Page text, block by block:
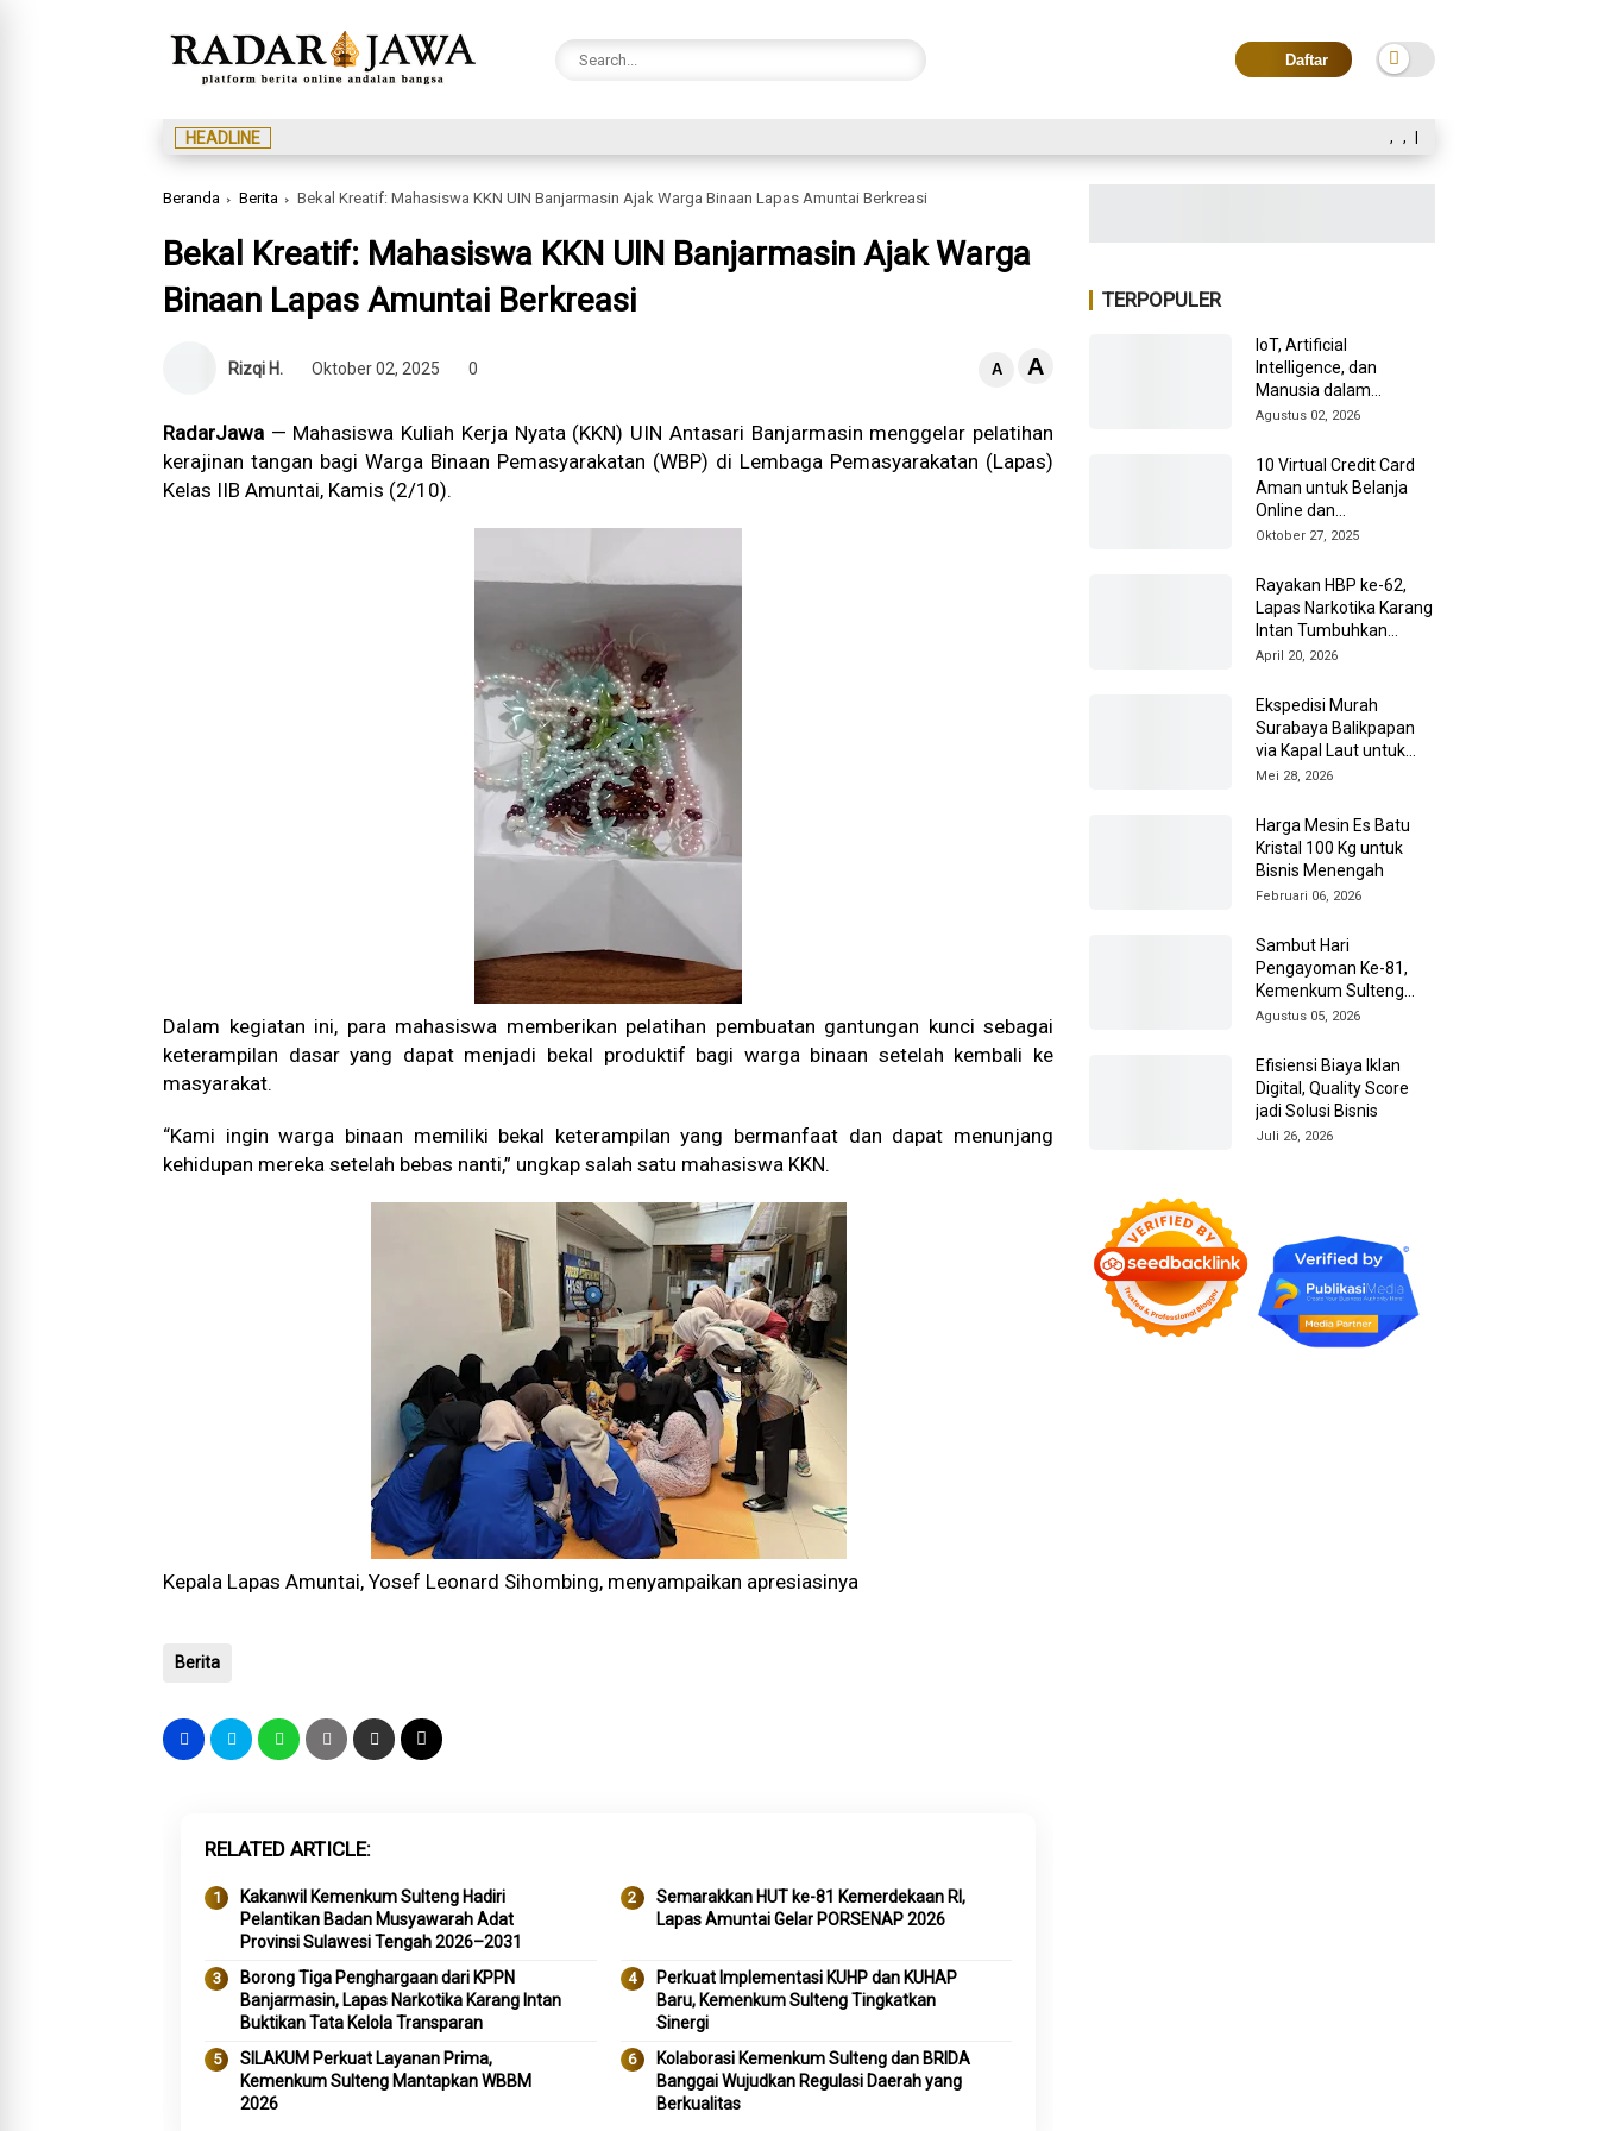
Daftar
, , |
HEADLINE
Beranda Berita Bekal Kreatif: Mahasiswa KKN UIN Banjarmasin Ajak Warga Binaan Lapas Amuntai Berkreasi
Bekal Kreatif: Mahasiswa KKN UIN Banjarmasin Ajak Warga
Binaan Lapas Amuntai Berkreasi
Rizqi H. Oktober 02, 2025 0 A A
RadarJawa — Mahasiswa Kuliah Kerja Nyata (KKN) UIN Antasari Banjarmasin menggelar pelatihan
kerajinan tangan bagi Warga Binaan Pemasyarakatan (WBP) di Lembaga Pemasyarakatan (Lapas)
Kelas IIB Amuntai, Kamis (2/10).
Dalam kegiatan ini, para mahasiswa memberikan pelatihan pembuatan gantungan kunci sebagai
keterampilan dasar yang dapat menjadi bekal produktif bagi warga binaan setelah kembali ke
masyarakat.
“Kami ingin warga binaan memiliki bekal keterampilan yang bermanfaat dan dapat menunjang
kehidupan mereka setelah bebas nanti,” ungkap salah satu mahasiswa KKN.
Kepala Lapas Amuntai, Yosef Leonard Sihombing, menyampaikan apresiasinya
Berita
RELATED ARTICLE
Kakanwil Kemenkum Sulteng Hadiri
Pelantikan Badan Musyawarah Adat
Provinsi Sulawesi Tengah 2026–2031
Semarakkan HUT ke-81 Kemerdekaan RI,
Lapas Amuntai Gelar PORSENAP 2026
Borong Tiga Penghargaan dari KPPN
Banjarmasin, Lapas Narkotika Karang Intan
Buktikan Tata Kelola Transparan
Perkuat Implementasi KUHP dan KUHAP
Baru, Kemenkum Sulteng Tingkatkan
Sinergi
SILAKUM Perkuat Layanan Prima,
Kemenkum Sulteng Mantapkan WBBM
2026
Kolaborasi Kemenkum Sulteng dan BRIDA
Banggai Wujudkan Regulasi Daerah yang
Berkualitas
TERPOPULER
IoT, Artificial
Intelligence, dan
Manusia dalam
Transformasi Industri
Agustus 02, 2026
10 Virtual Credit Card
Aman untuk Belanja
Online dan
Internasional
Oktober 27, 2025
Rayakan HBP ke-62,
Lapas Narkotika Karang
Intan Tumbuhkan
Energi Positif di Balik
April 20, 2026
Ekspedisi Murah
Surabaya Balikpapan
via Kapal Laut untuk
Pengiriman Barang
Mei 28, 2026
Harga Mesin Es Batu
Kristal 100 Kg untuk
Bisnis Menengah
Februari 06, 2026
Sambut Hari
Pengayoman Ke-81,
Kemenkum Sulteng
Ziarah ke TMP Tatura
Agustus 05, 2026
Efisiensi Biaya Iklan
Digital, Quality Score
jadi Solusi Bisnis
Juli 26, 2026